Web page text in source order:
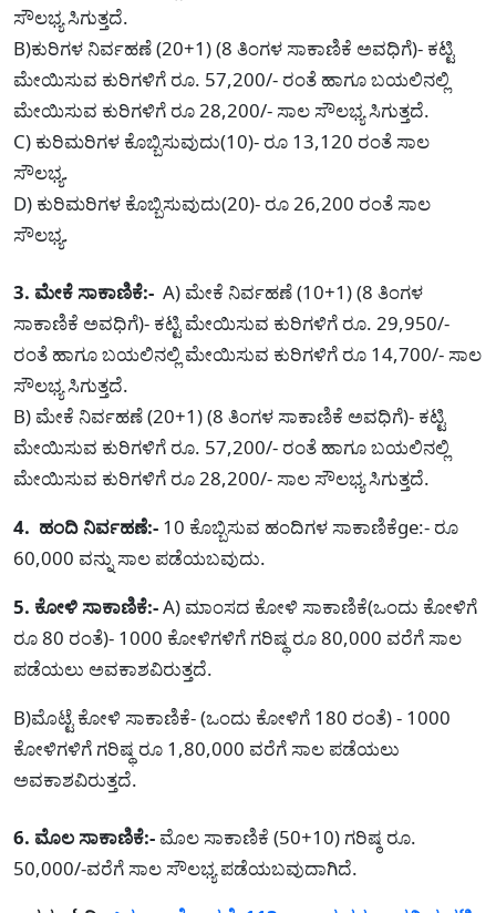
ಸೌಲಭ್ಯ ಸಿಗುತ್ತದೆ.
B)ಕುರಿಗಳ ನಿರ್ವಹಣೆ (20+1) (8 ತಿಂಗಳ ಸಾಕಾಣಿಕೆ ಅವಧಿಗೆ)- ಕಟ್ಟಿ
ಮೇಯಿಸುವ ಕುರಿಗಳಿಗೆ ರೂ. 57,200/- ರಂತೆ ಹಾಗೂ ಬಯಲಿನಲ್ಲಿ
ಮೇಯಿಸುವ ಕುರಿಗಳಿಗೆ ರೂ 28,200/- ಸಾಲ ಸೌಲಭ್ಯ ಸಿಗುತ್ತದೆ.
C) ಕುರಿಮರಿಗಳ ಕೊಬ್ಬಿಸುವುದು(10)- ರೂ 13,120 ರಂತೆ ಸಾಲ
ಸೌಲಭ್ಯ.
D) ಕುರಿಮರಿಗಳ ಕೊಬ್ಬಿಸುವುದು(20)- ರೂ 26,200 ರಂತೆ ಸಾಲ
ಸೌಲಭ್ಯ.
3. ಮೇಕೆ ಸಾಕಾಣಿಕೆ:- A) ಮೇಕೆ ನಿರ್ವಹಣೆ (10+1) (8 ತಿಂಗಳ
ಸಾಕಾಣಿಕೆ ಅವಧಿಗೆ)- ಕಟ್ಟಿ ಮೇಯಿಸುವ ಕುರಿಗಳಿಗೆ ರೂ. 29,950/-
ರಂತೆ ಹಾಗೂ ಬಯಲಿನಲ್ಲಿ ಮೇಯಿಸುವ ಕುರಿಗಳಿಗೆ ರೂ 14,700/- ಸಾಲ
ಸೌಲಭ್ಯ ಸಿಗುತ್ತದೆ.
B) ಮೇಕೆ ನಿರ್ವಹಣೆ (20+1) (8 ತಿಂಗಳ ಸಾಕಾಣಿಕೆ ಅವಧಿಗೆ)- ಕಟ್ಟಿ
ಮೇಯಿಸುವ ಕುರಿಗಳಿಗೆ ರೂ. 57,200/- ರಂತೆ ಹಾಗೂ ಬಯಲಿನಲ್ಲಿ
ಮೇಯಿಸುವ ಕುರಿಗಳಿಗೆ ರೂ 28,200/- ಸಾಲ ಸೌಲಭ್ಯ ಸಿಗುತ್ತದೆ.
4. ಹಂದಿ ನಿರ್ವಹಣೆ:- 10 ಕೊಬ್ಬಿಸುವ ಹಂದಿಗಳ ಸಾಕಾಣಿಕೆge:- ರೂ
60,000 ವನ್ನು ಸಾಲ ಪಡೆಯಬವುದು.
5. ಕೋಳಿ ಸಾಕಾಣಿಕೆ:-A) ಮಾಂಸದ ಕೋಳಿ ಸಾಕಾಣಿಕೆ(ಒಂದು ಕೋಳಿಗೆ
ರೂ 80 ರಂತೆ)- 1000 ಕೋಳಿಗಳಿಗೆ ಗರಿಷ್ಥ ರೂ 80,000 ವರೆಗೆ ಸಾಲ
ಪಡೆಯಲು ಅವಕಾಶವಿರುತ್ತದೆ.
B)ಮೊಟ್ಟೆ ಕೋಳಿ ಸಾಕಾಣಿಕೆ- (ಒಂದು ಕೋಳಿಗೆ 180 ರಂತೆ) - 1000
ಕೋಳಿಗಳಿಗೆ ಗರಿಷ್ಥ ರೂ 1,80,000 ವರೆಗೆ ಸಾಲ ಪಡೆಯಲು
ಅವಕಾಶವಿರುತ್ತದೆ.
6. ಮೊಲ ಸಾಕಾಣಿಕೆ:- ಮೊಲ ಸಾಕಾಣಿಕೆ (50+10) ಗರಿಷ್ಠ ರೂ.
50,000/-ವರೆಗೆ ಸಾಲ ಸೌಲಭ್ಯ ಪಡೆಯಬವುದಾಗಿದೆ.